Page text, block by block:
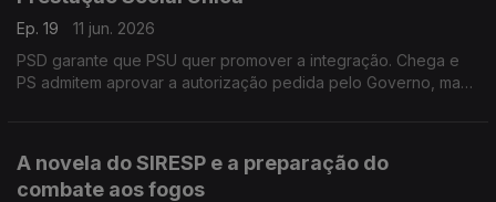
Ep. 19
11 jun. 2026
PSD garante que PSU quer promover a integração. Chega e
PS admitem aprovar a autorização pedida pelo Governo, mas
A novela do SIRESP e a preparação do
combate aos fogos